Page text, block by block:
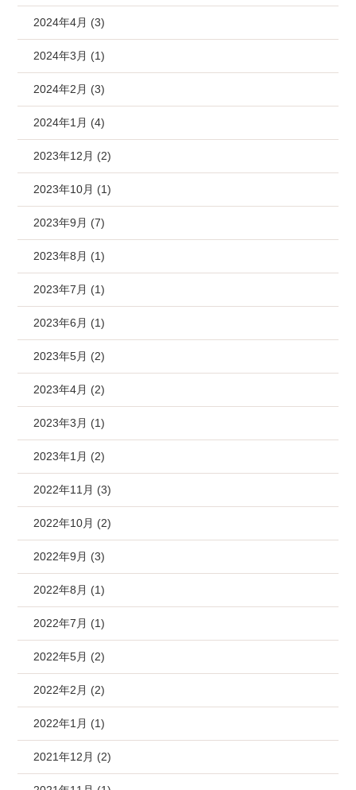
2024年4月 (3)
2024年3月 (1)
2024年2月 (3)
2024年1月 (4)
2023年12月 (2)
2023年10月 (1)
2023年9月 (7)
2023年8月 (1)
2023年7月 (1)
2023年6月 (1)
2023年5月 (2)
2023年4月 (2)
2023年3月 (1)
2023年1月 (2)
2022年11月 (3)
2022年10月 (2)
2022年9月 (3)
2022年8月 (1)
2022年7月 (1)
2022年5月 (2)
2022年2月 (2)
2022年1月 (1)
2021年12月 (2)